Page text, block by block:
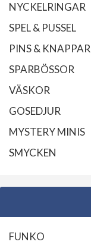
NYCKELRINGAR
SPEL & PUSSEL
PINS & KNAPPAR
SPARBÖSSOR
VÄSKOR
GOSEDJUR
MYSTERY MINIS
SMYCKEN
FUNKO